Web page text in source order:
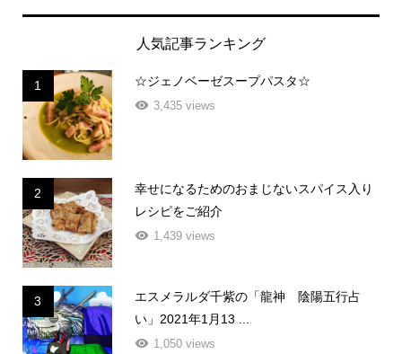
人気記事ランキング
1 ☆ジェノベーゼスープパスタ☆
3,435 views
2
幸せになるためのおまじないスパイス入り
レシピをご紹介
1,439 views
3
エスメラルダ千紫の「龍神 陰陽五行占
い」2021年1月13 ...
1,050 views